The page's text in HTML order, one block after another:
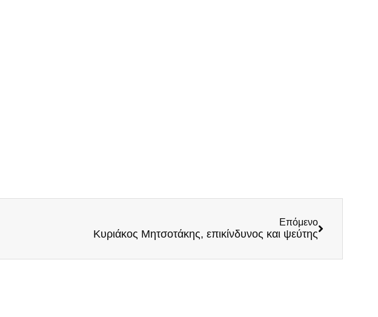
Επόμενο
Κυριάκος Μητσοτάκης, επικίνδυνος και ψεύτης